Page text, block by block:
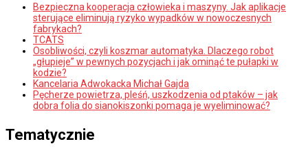
Bezpieczna kooperacja człowieka i maszyny. Jak aplikacje
sterujące eliminują ryzyko wypadków w nowoczesnych
fabrykach?
TCATS
Osobliwości, czyli koszmar automatyka. Dlaczego robot
„głupieje” w pewnych pozycjach i jak ominąć te pułapki w
kodzie?
Kancelaria Adwokacka Michał Gajda
Pęcherze powietrza, pleśń, uszkodzenia od ptaków – jak
dobra folia do sianokiszonki pomaga je wyeliminować?
Tematycznie